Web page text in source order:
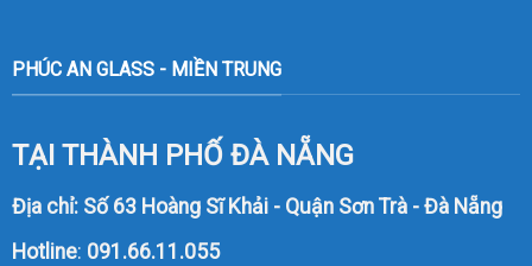
PHÚC AN GLASS - MIỀN TRUNG
TẠI THÀNH PHỐ ĐÀ NẴNG
Địa chỉ: Số 63 Hoàng Sĩ Khải - Quận Sơn Trà - Đà Nẵng
Hotline: 091.66.11.055